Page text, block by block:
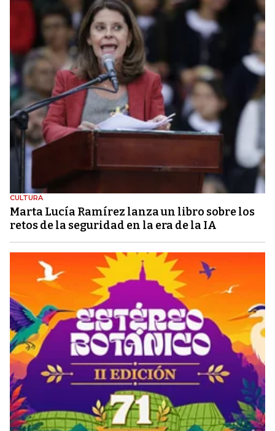
CULTURA
Marta Lucía Ramírez lanza un libro sobre los
retos de la seguridad en la era de la IA